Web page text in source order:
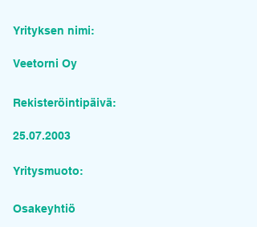
Yrityksen nimi:
Veetorni Oy
Rekisteröintipäivä:
25.07.2003
Yritysmuoto:
Osakeyhtiö